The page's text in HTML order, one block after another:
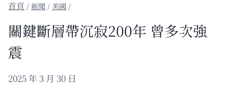
/新聞 / 美國 /
關鍵斷層帶沉寂200年 曾多次強
震
2025 年 3 月 30 日